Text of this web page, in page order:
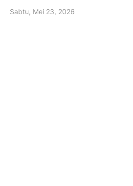
Sabtu, Mei 23, 2026